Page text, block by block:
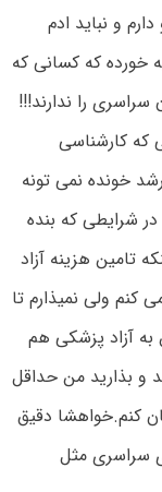
و نباید ادم
خورده که کسانی که
را ندارند!!!
که کارشناسی
خونده نمی تونه
شرایطی که بنده
تامین هزینه آزاد
ولی نمیذارم تا
به آزاد پزشکی هم
و بذارید من حداقل
کنم.خواهشا دقیق
سراسری مثل